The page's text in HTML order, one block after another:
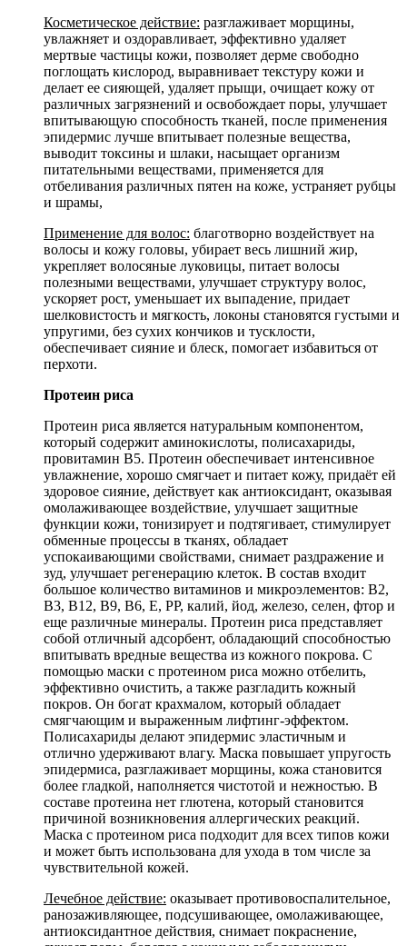
Косметическое действие: разглаживает морщины,
увлажняет и оздоравливает, эффективно удаляет
мертвые частицы кожи, позволяет дерме свободно
поглощать кислород, выравнивает текстуру кожи и
делает ее сияющей, удаляет прыщи, очищает кожу от
различных загрязнений и освобождает поры, улучшает
впитывающую способность тканей, после применения
эпидермис лучше впитывает полезные вещества,
выводит токсины и шлаки, насыщает организм
питательными веществами, применяется для
отбеливания различных пятен на коже, устраняет рубцы
и шрамы,
Применение для волос: благотворно воздействует на
волосы и кожу головы, убирает весь лишний жир,
укрепляет волосяные луковицы, питает волосы
полезными веществами, улучшает структуру волос,
ускоряет рост, уменьшает их выпадение, придает
шелковистость и мягкость, локоны становятся густыми и
упругими, без сухих кончиков и тусклости,
обеспечивает сияние и блеск, помогает избавиться от
перхоти.
Протеин риса
Протеин риса является натуральным компонентом,
который содержит аминокислоты, полисахариды,
провитамин B5. Протеин обеспечивает интенсивное
увлажнение, хорошо смягчает и питает кожу, придаёт ей
здоровое сияние, действует как антиоксидант, оказывая
омолаживающее воздействие, улучшает защитные
функции кожи, тонизирует и подтягивает, стимулирует
обменные процессы в тканях, обладает
успокаивающими свойствами, снимает раздражение и
зуд, улучшает регенерацию клеток. В состав входит
большое количество витаминов и микроэлементов: В2,
В3, В12, В9, В6, Е, РР, калий, йод, железо, селен, фтор и
еще различные минералы. Протеин риса представляет
собой отличный адсорбент, обладающий способностью
впитывать вредные вещества из кожного покрова. С
помощью маски с протеином риса можно отбелить,
эффективно очистить, а также разгладить кожный
покров. Он богат крахмалом, который обладает
смягчающим и выраженным лифтинг-эффектом.
Полисахариды делают эпидермис эластичным и
отлично удерживают влагу. Маска повышает упругость
эпидермиса, разглаживает морщины, кожа становится
более гладкой, наполняется чистотой и нежностью. В
составе протеина нет глютена, который становится
причиной возникновения аллергических реакций.
Маска с протеином риса подходит для всех типов кожи
и может быть использована для ухода в том числе за
чувствительной кожей.
Лечебное действие: оказывает противовоспалительное,
ранозаживляющее, подсушивающее, омолаживающее,
антиоксидантное действия, снимает покраснение,